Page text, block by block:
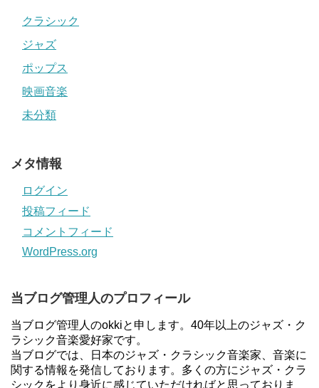
クラシック
ジャズ
ポップス
映画音楽
未分類
メタ情報
ログイン
投稿フィード
コメントフィード
WordPress.org
当ブログ管理人のプロフィール
当ブログ管理人のokkiと申します。40年以上のジャズ・ク
ラシック音楽愛好家です。
当ブログでは、日本のジャズ・クラシック音楽家、音楽に
関する情報を発信しております。多くの方にジャズ・クラ
シックをより身近に感じていただければと思っておりま